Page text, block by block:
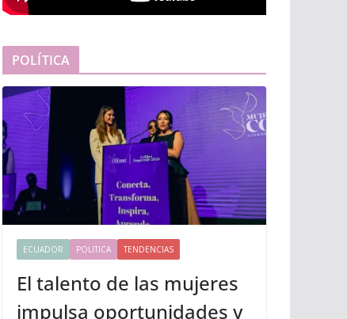
POLÍTICA
ECUADOR POLITICA TENDENCIAS
El talento de las mujeres
impulsa oportunidades y